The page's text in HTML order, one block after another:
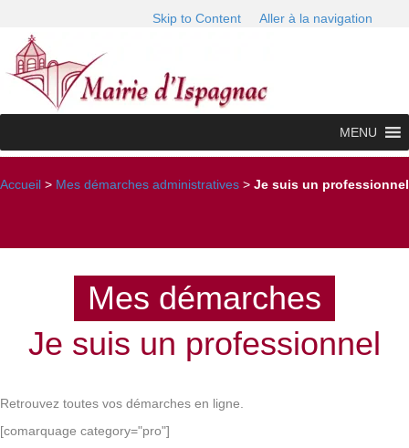
Skip to Content Aller à la navigation
MENU
Accueil > Mes démarches administratives > Je suis un professionnel
Mes démarches
Je suis un professionnel
Retrouvez toutes vos démarches en ligne.
[comarquage category="pro"]